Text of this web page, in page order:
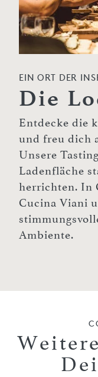
EIN ORT DER
Die
Entdecke die
und freu dich
Unsere
Ladenfläche
herrichten. In
Cucina Viani
Ambiente.